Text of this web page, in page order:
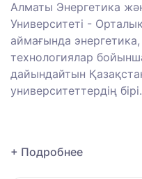
Алматы Энергетика
Университеті -
аймағында
технологиялар
дайындайтын
университеттердің бірі.
+ Подробнее